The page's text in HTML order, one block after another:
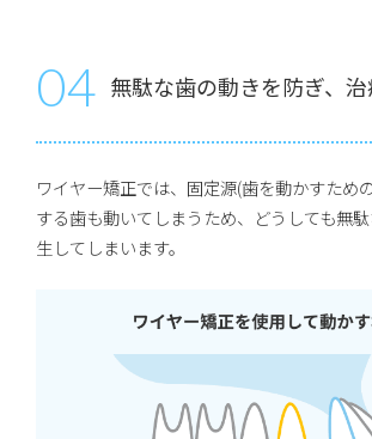
04 無駄な歯の動きを防ぎ、
ワイヤー矯正では、固定源(歯を動かすため
する歯も動いてしまうため、どうしても無
生してしまいます。